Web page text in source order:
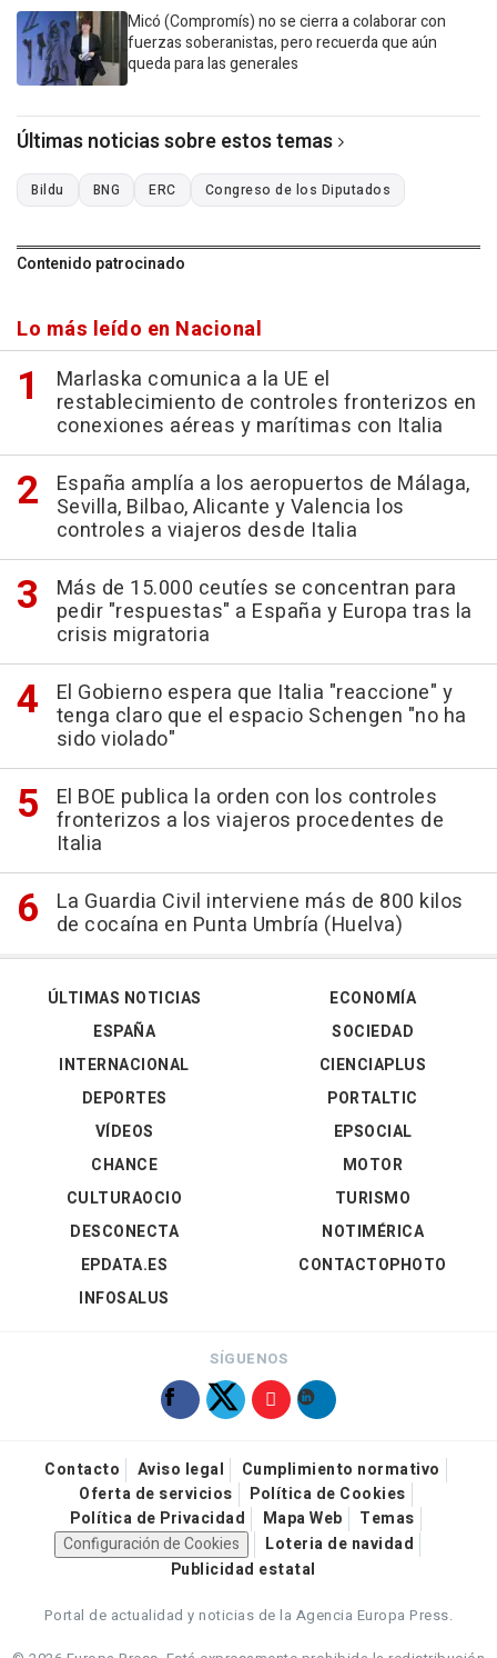
Micó (Compromís) no se cierra a colaborar con
fuerzas soberanistas, pero recuerda que aún
queda para las generales
Últimas noticias sobre estos temas
Bildu BNG ERC Congreso de los Diputados
Contenido patrocinado
Lo más leído en Nacional
Marlaska comunica a la UE el
restablecimiento de controles fronterizos en
conexiones aéreas y marítimas con Italia
España amplía a los aeropuertos de Málaga,
Sevilla, Bilbao, Alicante y Valencia los
controles a viajeros desde Italia
Más de 15.000 ceutíes se concentran para
pedir "respuestas" a España y Europa tras la
crisis migratoria
El Gobierno espera que Italia "reaccione" y
tenga claro que el espacio Schengen "no ha
sido violado"
El BOE publica la orden con los controles
fronterizos a los viajeros procedentes de
Italia
La Guardia Civil interviene más de 800 kilos
de cocaína en Punta Umbría (Huelva)
ÚLTIMAS NOTICIAS
ESPAÑA
INTERNACIONAL
DEPORTES
VÍDEOS
ECONOMÍA
SOCIEDAD
CIENCIAPLUS
PORTALTIC
EPSOCIAL
CHANCE
CULTURAOCIO
DESCONECTA
EPDATA.ES
INFOSALUS
MOTOR
TURISMO
NOTIMÉRICA
CONTACTOPHOTO
SÍGUENOS
Contacto Aviso legal
Cumplimiento normativo
Oferta de servicios
Política de Cookies
Política de Privacidad
Mapa Web
Temas
Configuración de Cookies
Loteria de navidad
Publicidad estatal
Portal de actualidad y noticias de la Agencia Europa Press.